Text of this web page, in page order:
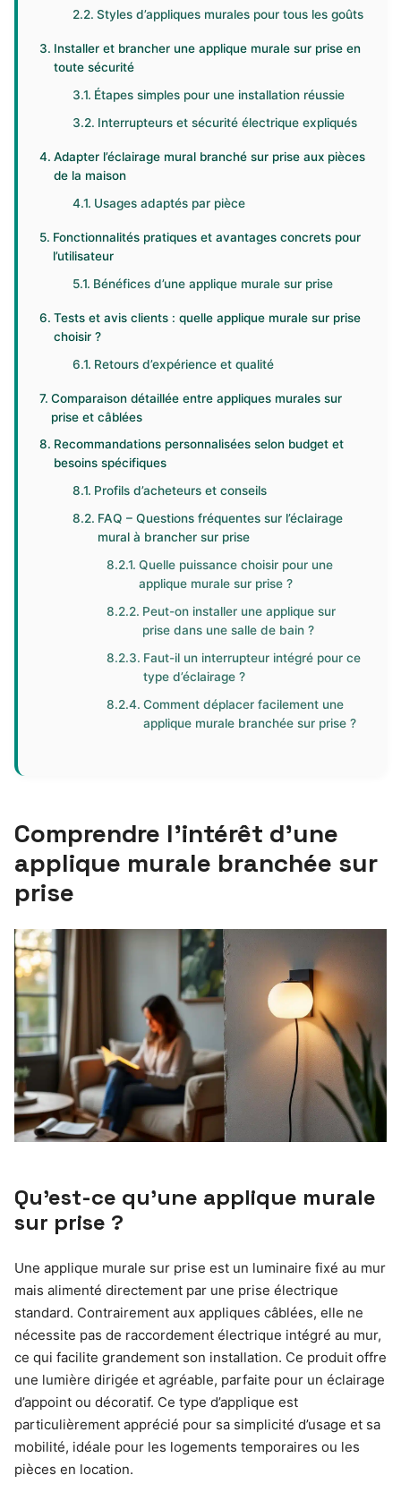
Styles d’appliques murales pour tous les goûts
Installer et brancher une applique murale sur prise en
toute sécurité
Étapes simples pour une installation réussie
Interrupteurs et sécurité électrique expliqués
Adapter l’éclairage mural branché sur prise aux pièces
de la maison
Usages adaptés par pièce
Fonctionnalités pratiques et avantages concrets pour
l’utilisateur
Bénéfices d’une applique murale sur prise
Tests et avis clients : quelle applique murale sur prise
choisir ?
Retours d’expérience et qualité
Comparaison détaillée entre appliques murales sur
prise et câblées
Recommandations personnalisées selon budget et
besoins spécifiques
Profils d’acheteurs et conseils
FAQ – Questions fréquentes sur l’éclairage
mural à brancher sur prise
Quelle puissance choisir pour une
applique murale sur prise ?
Peut-on installer une applique sur
prise dans une salle de bain ?
Faut-il un interrupteur intégré pour ce
type d’éclairage ?
Comment déplacer facilement une
applique murale branchée sur prise ?
Comprendre l’intérêt d’une
applique murale branchée sur
prise
Qu’est-ce qu’une applique murale
sur prise ?
Une applique murale sur prise est un luminaire fixé au mur
mais alimenté directement par une prise électrique
standard. Contrairement aux appliques câblées, elle ne
nécessite pas de raccordement électrique intégré au mur,
ce qui facilite grandement son installation. Ce produit offre
une lumière dirigée et agréable, parfaite pour un éclairage
d’appoint ou décoratif. Ce type d’applique est
particulièrement apprécié pour sa simplicité d’usage et sa
mobilité, idéale pour les logements temporaires ou les
pièces en location.